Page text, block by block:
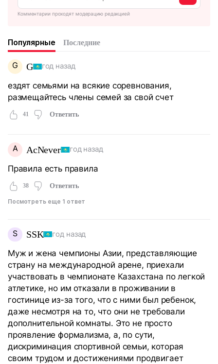
Комментарии проходят модерацию редакцией
Популярные Последние
G G год назад
ездят семьями на всякие соревнования,
размещайтесь члены семей за свой счет
41 Ответить
A AcNever год назад
Правила есть правила
38 Ответить
Посмотреть еще 1 ответ
S SSK год назад
Муж и жена чемпионы Азии, представляющие
страну на международной арене, приехали
участвовать в чемпионате Казахстана по легкой
атлетике, но им отказали в проживании в
гостинице из-за того, что с ними был ребенок,
даже несмотря на то, что они не требовали
дополнительной комнаты. Это не просто
проявление формализма, а, по сути,
дискриминация спортивной семьи, которая
своим трудом и достижениями продвигает